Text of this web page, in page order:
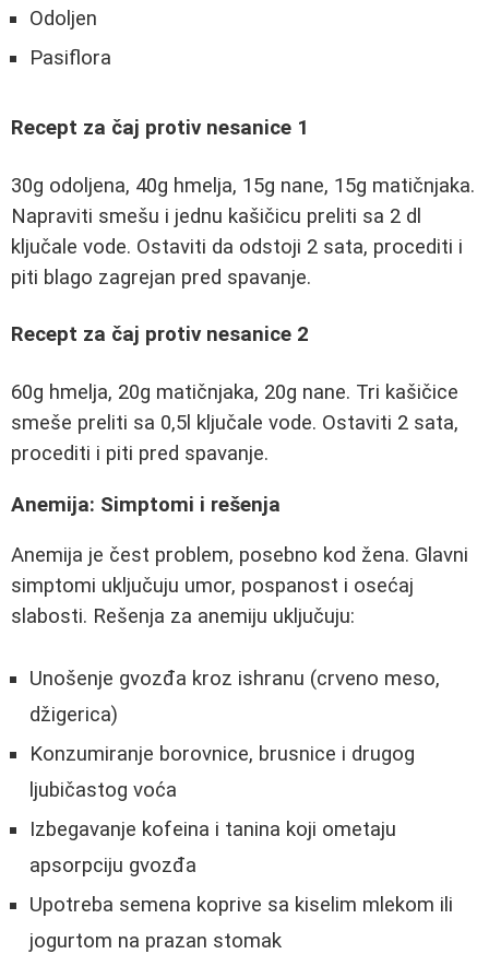
Odoljen
Pasiflora
Recept za čaj protiv nesanice 1
30g odoljena, 40g hmelja, 15g nane, 15g matičnjaka.
Napraviti smešu i jednu kašičicu preliti sa 2 dl
ključale vode. Ostaviti da odstoji 2 sata, procediti i
piti blago zagrejan pred spavanje.
Recept za čaj protiv nesanice 2
60g hmelja, 20g matičnjaka, 20g nane. Tri kašičice
smeše preliti sa 0,5l ključale vode. Ostaviti 2 sata,
procediti i piti pred spavanje.
Anemija: Simptomi i rešenja
Anemija je čest problem, posebno kod žena. Glavni
simptomi uključuju umor, pospanost i osećaj
slabosti. Rešenja za anemiju uključuju:
Unošenje gvozđa kroz ishranu (crveno meso,
džigerica)
Konzumiranje borovnice, brusnice i drugog
ljubičastog voća
Izbegavanje kofeina i tanina koji ometaju
apsorpciju gvozđa
Upotreba semena koprive sa kiselim mlekom ili
jogurtom na prazan stomak